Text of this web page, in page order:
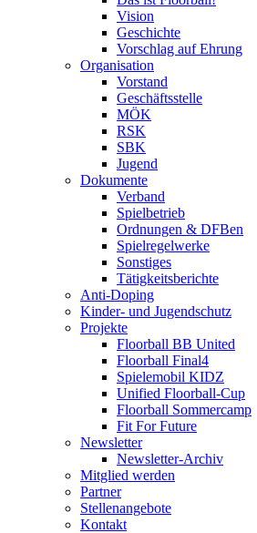
Vision
Geschichte
Vorschlag auf Ehrung
Organisation
Vorstand
Geschäftsstelle
MÖK
RSK
SBK
Jugend
Dokumente
Verband
Spielbetrieb
Ordnungen & DFBen
Spielregelwerke
Sonstiges
Tätigkeitsberichte
Anti-Doping
Kinder- und Jugendschutz
Projekte
Floorball BB United
Floorball Final4
Spielemobil KIDZ
Unified Floorball-Cup
Floorball Sommercamp
Fit For Future
Newsletter
Newsletter-Archiv
Mitglied werden
Partner
Stellenangebote
Kontakt